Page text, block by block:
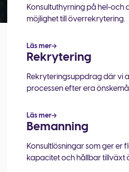
Konsultuthyrning på hel-och
möjlighet till överrekrytering.
Läs mer
Rekrytering
Rekryteringsuppdrag där vi
processen efter era
Läs mer
Bemanning
Konsultlösningar som ger er
kapacitet och hållbar tillväxt